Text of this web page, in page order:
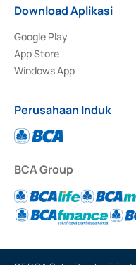
Download Aplikasi
Google Play
App Store
Windows App
Perusahaan Induk
BCA Group